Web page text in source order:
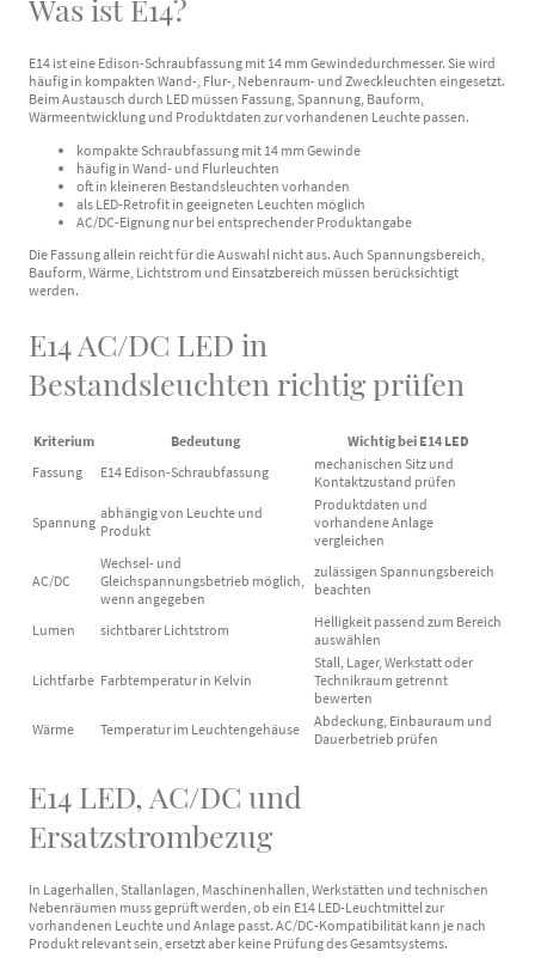
Was ist E14?
E14 ist eine Edison-Schraubfassung mit 14 mm Gewindedurchmesser. Sie wird
häufig in kompakten Wand-, Flur-, Nebenraum- und Zweckleuchten eingesetzt.
Beim Austausch durch LED müssen Fassung, Spannung, Bauform,
Wärmeentwicklung und Produktdaten zur vorhandenen Leuchte passen.
kompakte Schraubfassung mit 14 mm Gewinde
häufig in Wand- und Flurleuchten
oft in kleineren Bestandsleuchten vorhanden
als LED-Retrofit in geeigneten Leuchten möglich
AC/DC-Eignung nur bei entsprechender Produktangabe
Die Fassung allein reicht für die Auswahl nicht aus. Auch Spannungsbereich,
Bauform, Wärme, Lichtstrom und Einsatzbereich müssen berücksichtigt
werden.
E14 AC/DC LED in
Bestandsleuchten richtig prüfen
Kriterium Bedeutung
Wichtig bei E14 LED
Fassung
E14 Edison-Schraubfassung
mechanischen Sitz und
Kontaktzustand prüfen
Spannung
abhängig von Leuchte und
Produkt
Produktdaten und
vorhandene Anlage
vergleichen
AC/DC
Wechsel- und
Gleichspannungsbetrieb möglich,
wenn angegeben
zulässigen Spannungsbereich
beachten
Lumen sichtbarer Lichtstrom
Helligkeit passend zum Bereich
auswählen
Lichtfarbe Farbtemperatur in Kelvin
Stall, Lager, Werkstatt oder
Technikraum getrennt
bewerten
Wärme
Temperatur im Leuchtengehäuse
Abdeckung, Einbauraum und
Dauerbetrieb prüfen
E14 LED, AC/DC und
Ersatzstrombezug
In Lagerhallen, Stallanlagen, Maschinenhallen, Werkstätten und technischen
Nebenräumen muss geprüft werden, ob ein E14 LED-Leuchtmittel zur
vorhandenen Leuchte und Anlage passt. AC/DC-Kompatibilität kann je nach
Produkt relevant sein, ersetzt aber keine Prüfung des Gesamtsystems.